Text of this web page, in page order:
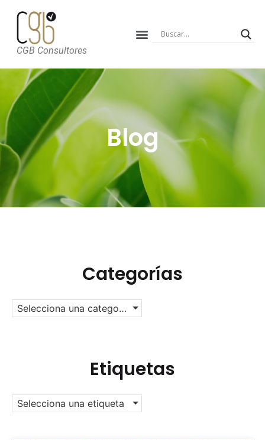
CGB Consultores
Blog
Categorías
Selecciona una categoría
Etiquetas
Selecciona una etiqueta